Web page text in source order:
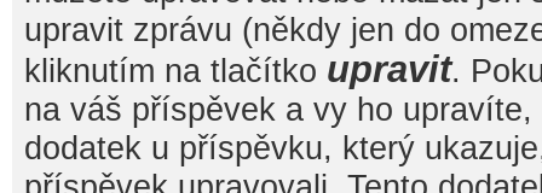
upravit zprávu (někdy jen do
kliknutím na tlačítko upravit.
na váš příspěvek a vy ho
dodatek u příspěvku, který